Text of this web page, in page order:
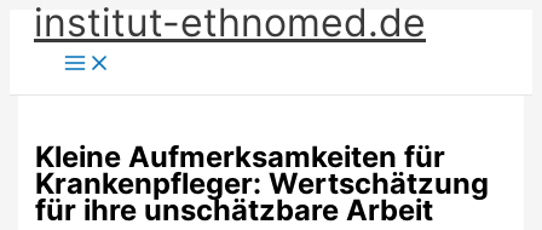
Zum
Inhalt
springen
institut-ethnomed.de
Kleine Aufmerksamkeiten für
Krankenpfleger: Wertschätzung
für ihre unschätzbare Arbeit